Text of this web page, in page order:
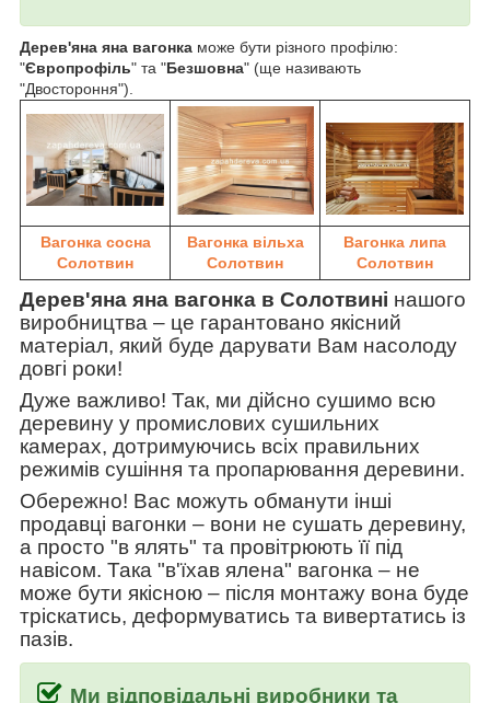
Дерев'яна яна вагонка може бути різного профілю:
"Європрофіль" та "Безшовна" (ще називають
"Двостороння").
Вагонка сосна
Солотвин
Вагонка вільха
Солотвин
Вагонка липа
Солотвин
Дерев'яна яна вагонка в Солотвині нашого
виробництва – це гарантовано якісний
матеріал, який буде дарувати Вам насолоду
довгі роки!
Дуже важливо! Так, ми дійсно сушимо всю
деревину у промислових сушильних
камерах, дотримуючись всіх правильних
режимів сушіння та пропарювання деревини.
Обережно! Вас можуть обманути інші
продавці вагонки – вони не сушать деревину,
а просто "в ялять" та провітрюють її під
навісом. Така "в'їхав ялена" вагонка – не
може бути якісною – після монтажу вона буде
тріскатись, деформуватись та вивертатись із
пазів.
Ми відповідальні виробники та